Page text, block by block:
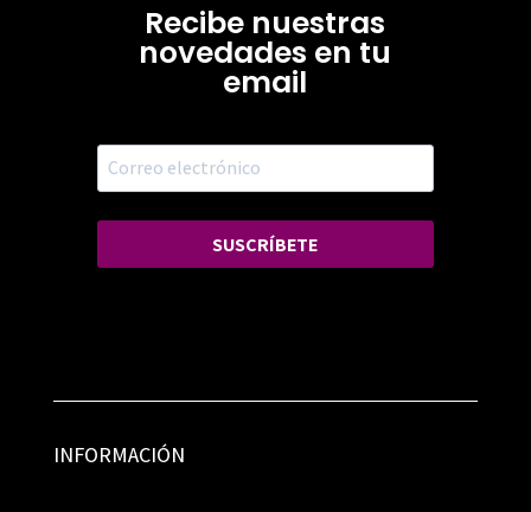
Recibe nuestras
novedades en tu
email
SUSCRÍBETE
INFORMACIÓN